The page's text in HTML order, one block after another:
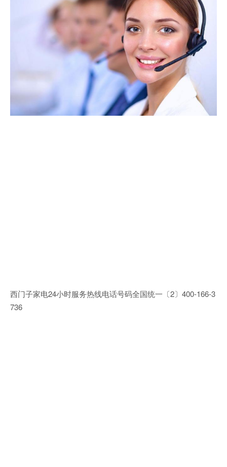
西门子家电24小时服务热线电话号码全国统一〔2〕400-166-3
736